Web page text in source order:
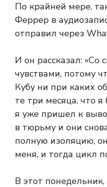
По крайней мере,
Феррер в
отправил через
И он рассказал:
чувствами, потому
Кубу ни при каких
те три месяца, что
я уже пришел к
в тюрьму и они
полную изоляцию,
меня, и тогда цикл
В этот